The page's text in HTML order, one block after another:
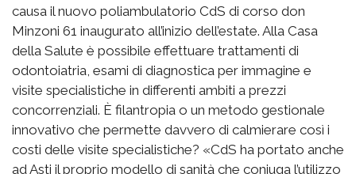
causa il nuovo poliambulatorio CdS di corso don
Minzoni 61 inaugurato all’inizio dell’estate. Alla Casa
della Salute è possibile effettuare trattamenti di
odontoiatria, esami di diagnostica per immagine e
visite specialistiche in differenti ambiti a prezzi
concorrenziali. È filantropia o un metodo gestionale
innovativo che permette davvero di calmierare così i
costi delle visite specialistiche? «CdS ha portato anche
ad Asti il proprio modello di sanità che coniuga l’utilizzo